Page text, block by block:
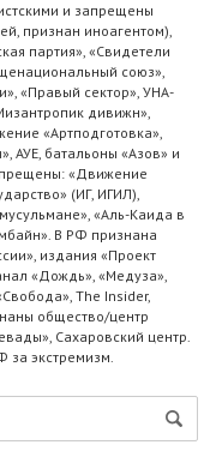
и запрещены
признан иноагентом),
партия», «Свидетели
союз»,
«Правый сектор», УНА-
дивижн»,
«Артподготовка»,
АУЕ, батальоны «Азов» и
«Движение
(ИГ, ИГИЛ),
«Аль-Каида в
В РФ признана
издания «Проект
«Дождь», «Медуза»,
The Insider,
общество/центр
Сахаровский центр.
за экстремизм.